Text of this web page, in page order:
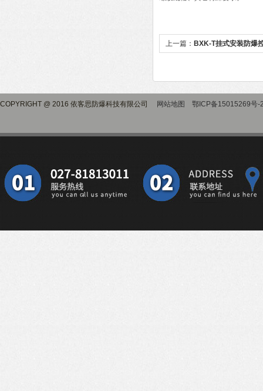
上一篇： BXK-T挂式安装防爆
COPYRIGHT @ 2016 依客思防爆科技有限公司 网站地图 鄂ICP备15015269号-